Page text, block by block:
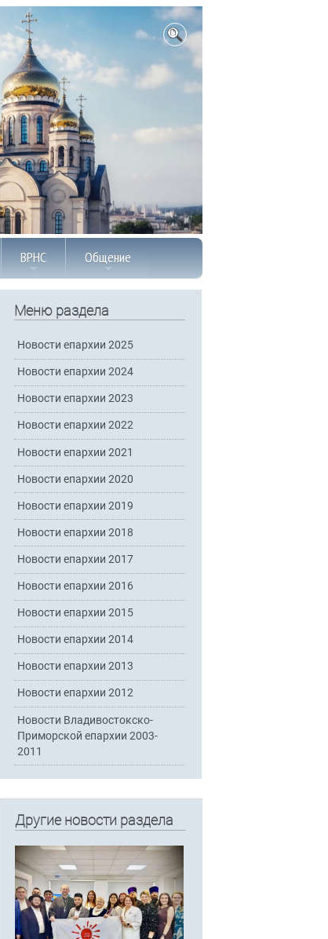
ВРНС Общение
Меню раздела
Новости епархии 2025
Новости епархии 2024
Новости епархии 2023
Новости епархии 2022
Новости епархии 2021
Новости епархии 2020
Новости епархии 2019
Новости епархии 2018
Новости епархии 2017
Новости епархии 2016
Новости епархии 2015
Новости епархии 2014
Новости епархии 2013
Новости епархии 2012
Новости Владивостокско-
Приморской епархии 2003-
2011
Другие новости раздела